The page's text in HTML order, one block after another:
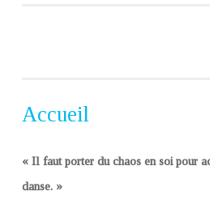
Accueil
« Il faut porter du chaos en soi pour
danse. »